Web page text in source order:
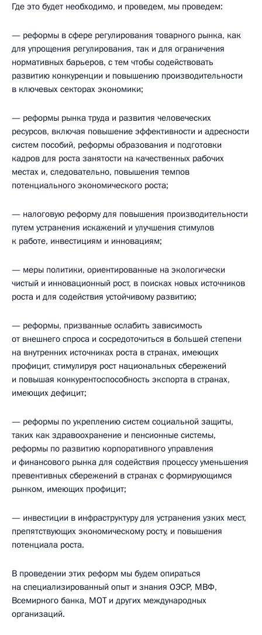
Где это будет необходимо, и проведем, мы проведем:
— реформы в сфере регулирования товарного рынка, как
для упрощения регулирования, так и для ограничения
нормативных барьеров, с тем чтобы содействовать
развитию конкуренции и повышению производительности
в ключевых секторах экономики;
— реформы рынка труда и развития человеческих
ресурсов, включая повышение эффективности и адресности
систем пособий, реформы образования и подготовки
кадров для роста занятости на качественных рабочих
местах и, следовательно, повышения темпов
потенциального экономического роста;
— налоговую реформу для повышения производительности
путем устранения искажений и улучшения стимулов
к работе, инвестициям и инновациям;
— меры политики, ориентированные на экологически
чистый и инновационный рост, в поисках новых источников
роста и для содействия устойчивому развитию;
— реформы, призванные ослабить зависимость
от внешнего спроса и сосредоточиться в большей степени
на внутренних источниках роста в странах, имеющих
профицит, стимулируя рост национальных сбережений
и повышая конкурентоспособность экспорта в странах,
имеющих дефицит;
— реформы по укреплению систем социальной защиты,
таких как здравоохранение и пенсионные системы,
реформы по развитию корпоративного управления
и финансового рынка для содействия процессу уменьшения
превентивных сбережений в странах с формирующимся
рынком, имеющих профицит;
— инвестиции в инфраструктуру для устранения узких мест,
препятствующих экономическому росту, и повышения
потенциала роста.
В проведении этих реформ мы будем опираться
на специализированный опыт и знания ОЭСР, МВФ,
Всемирного банка, МОТ и других международных
организаций.